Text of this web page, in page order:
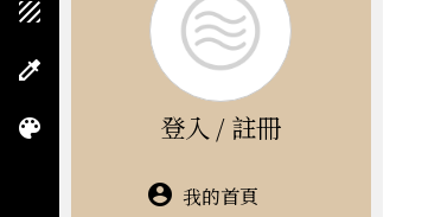
texture
colorize
color_lens 登入 / 註冊
account_circle 我的首頁